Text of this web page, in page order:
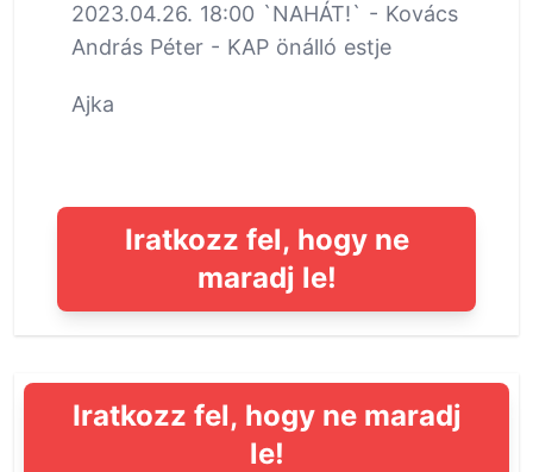
2023.04.26. 18:00 `NAHÁT!` - Kovács
András Péter - KAP önálló estje
Ajka
Iratkozz fel, hogy ne
maradj le!
Iratkozz fel, hogy ne maradj
le!